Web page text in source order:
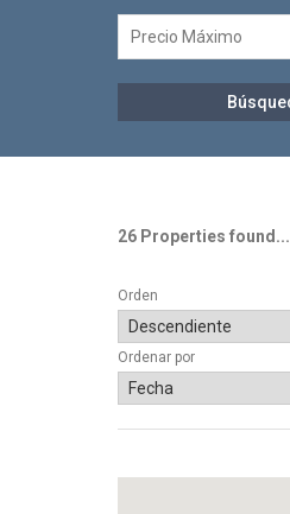
Precio Máximo
Orden
Ordenar por
26 Properties found...